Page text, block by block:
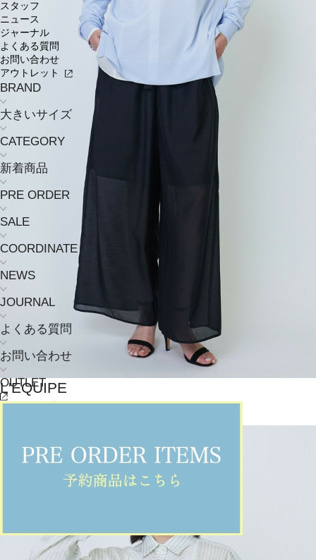
スタッフ
ニュース
ジャーナル
よくある質問
お問い合わせ
アウトレット
BRAND
大きいサイズ
CATEGORY
新着商品
PRE ORDER
SALE
COORDINATE
NEWS
JOURNAL
よくある質問
お問い合わせ
OUTLET
L'EQUIPE
パンツ(ぱんつ) /